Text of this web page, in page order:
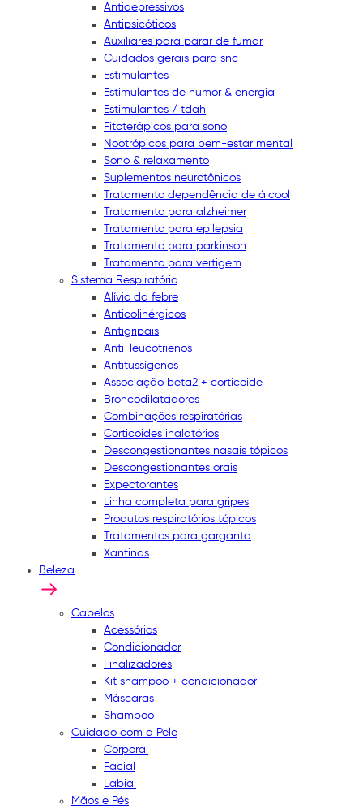
Antidepressivos
Antipsicóticos
Auxiliares para parar de fumar
Cuidados gerais para snc
Estimulantes
Estimulantes de humor & energia
Estimulantes / tdah
Fitoterápicos para sono
Nootrópicos para bem-estar mental
Sono & relaxamento
Suplementos neurotônicos
Tratamento dependência de álcool
Tratamento para alzheimer
Tratamento para epilepsia
Tratamento para parkinson
Tratamento para vertigem
Sistema Respiratório
Alívio da febre
Anticolinérgicos
Antigripais
Anti-leucotrienos
Antitussígenos
Associação beta2 + corticoide
Broncodilatadores
Combinações respiratórias
Corticoides inalatórios
Descongestionantes nasais tópicos
Descongestionantes orais
Expectorantes
Linha completa para gripes
Produtos respiratórios tópicos
Tratamentos para garganta
Xantinas
Beleza
Cabelos
Acessórios
Condicionador
Finalizadores
Kit shampoo + condicionador
Máscaras
Shampoo
Cuidado com a Pele
Corporal
Facial
Labial
Mãos e Pés